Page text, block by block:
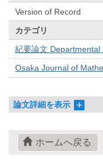
Version of Record
カテゴリ
紀要論文 Departmental
Osaka Journal of
論文詳細を表示
ホームへ戻る